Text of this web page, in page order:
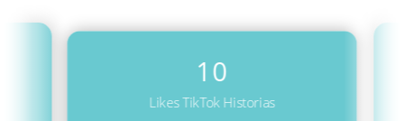
10
Likes TikTok Historias